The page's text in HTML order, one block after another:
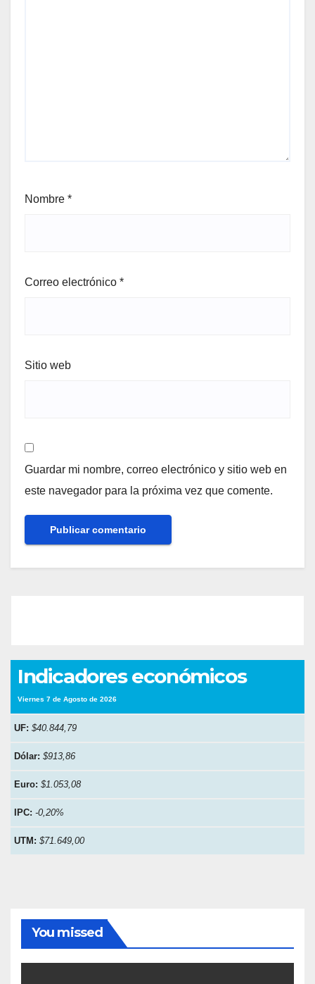
Nombre *
Correo electrónico *
Sitio web
Guardar mi nombre, correo electrónico y sitio web en
este navegador para la próxima vez que comente.
Indicadores económicos
Viernes 7 de Agosto de 2026
UF: $40.844,79
Dólar: $913,86
Euro: $1.053,08
IPC: -0,20%
UTM: $71.649,00
You missed